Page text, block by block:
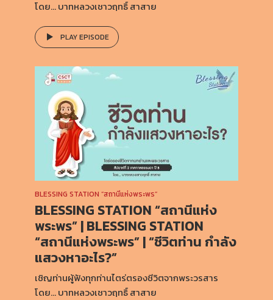
โดย… บาทหลวงเชาวฤทธิ์ สาสาย
PLAY EPISODE
BLESSING STATION “สถานีแห่งพระพร”
BLESSING STATION “สถานีแห่ง
พระพร” | BLESSING STATION
“สถานีแห่งพระพร” | “ชีวิตท่าน กำลัง
แสวงหาอะไร?”
เชิญท่านผู้ฟังทุกท่านไตร่ตรองชีวิตจากพระวรสาร
โดย… บาทหลวงเชาวฤทธิ์ สาสาย